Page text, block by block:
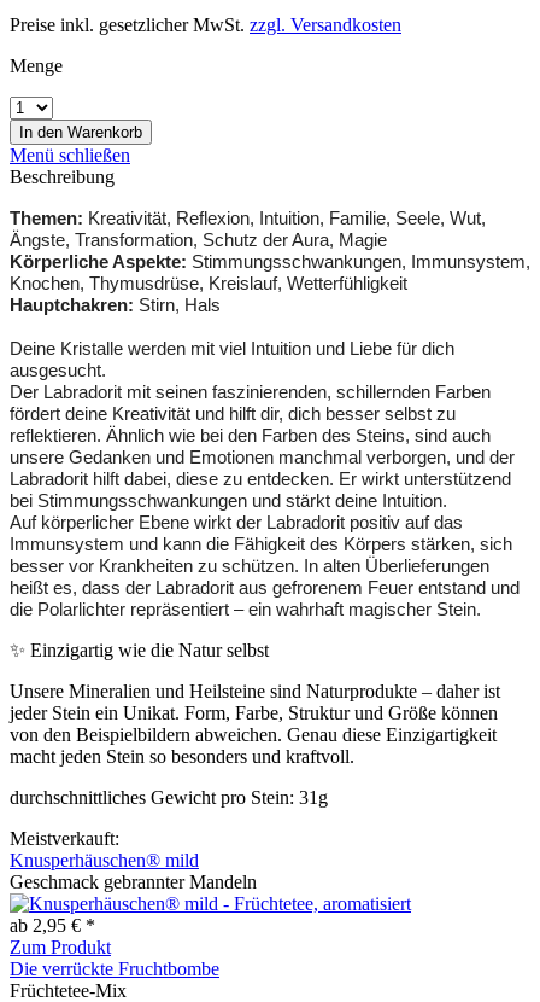
Preise inkl. gesetzlicher MwSt. zzgl. Versandkosten
Menge
In den Warenkorb
Menü schließen
Beschreibung
Themen: Kreativität, Reflexion, Intuition, Familie, Seele, Wut,
Ängste, Transformation, Schutz der Aura, Magie
Körperliche Aspekte: Stimmungsschwankungen, Immunsystem,
Knochen, Thymusdrüse, Kreislauf, Wetterfühligkeit
Hauptchakren: Stirn, Hals
Deine Kristalle werden mit viel Intuition und Liebe für dich
ausgesucht.
Der Labradorit mit seinen faszinierenden, schillernden Farben
fördert deine Kreativität und hilft dir, dich besser selbst zu
reflektieren. Ähnlich wie bei den Farben des Steins, sind auch
unsere Gedanken und Emotionen manchmal verborgen, und der
Labradorit hilft dabei, diese zu entdecken. Er wirkt unterstützend
bei Stimmungsschwankungen und stärkt deine Intuition.
Auf körperlicher Ebene wirkt der Labradorit positiv auf das
Immunsystem und kann die Fähigkeit des Körpers stärken, sich
besser vor Krankheiten zu schützen. In alten Überlieferungen
heißt es, dass der Labradorit aus gefrorenem Feuer entstand und
die Polarlichter repräsentiert – ein wahrhaft magischer Stein.
✨ Einzigartig wie die Natur selbst
Unsere Mineralien und Heilsteine sind Naturprodukte – daher ist
jeder Stein ein Unikat. Form, Farbe, Struktur und Größe können
von den Beispielbildern abweichen. Genau diese Einzigartigkeit
macht jeden Stein so besonders und kraftvoll.
durchschnittliches Gewicht pro Stein: 31g
Meistverkauft:
Knusperhäuschen® mild
Geschmack gebrannter Mandeln
ab 2,95 € *
Zum Produkt
Die verrückte Fruchtbombe
Früchtetee-Mix